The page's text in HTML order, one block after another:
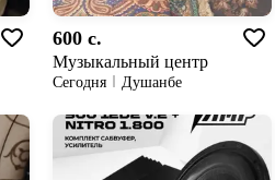
600 c.
Музыкальный центр
Сегодня Душанбе